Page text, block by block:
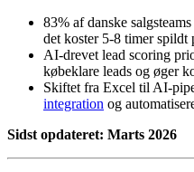
83% af danske
det koster 5-8 timer spildt
AI-drevet lead scoring
købeklare leads og øger
Skiftet fra Excel til AI-
integration og
Sidst opdateret: Marts 2026